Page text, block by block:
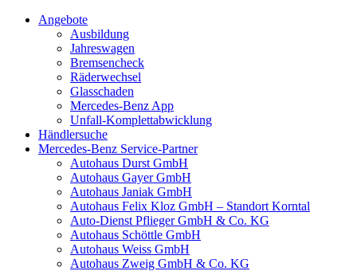
Angebote
Ausbildung
Jahreswagen
Bremsencheck
Räderwechsel
Glasschaden
Mercedes-Benz App
Unfall-Komplettabwicklung
Händlersuche
Mercedes-Benz Service-Partner
Autohaus Durst GmbH
Autohaus Gayer GmbH
Autohaus Janiak GmbH
Autohaus Felix Kloz GmbH – Standort Korntal
Auto-Dienst Pflieger GmbH & Co. KG
Autohaus Schöttle GmbH
Autohaus Weiss GmbH
Autohaus Zweig GmbH & Co. KG